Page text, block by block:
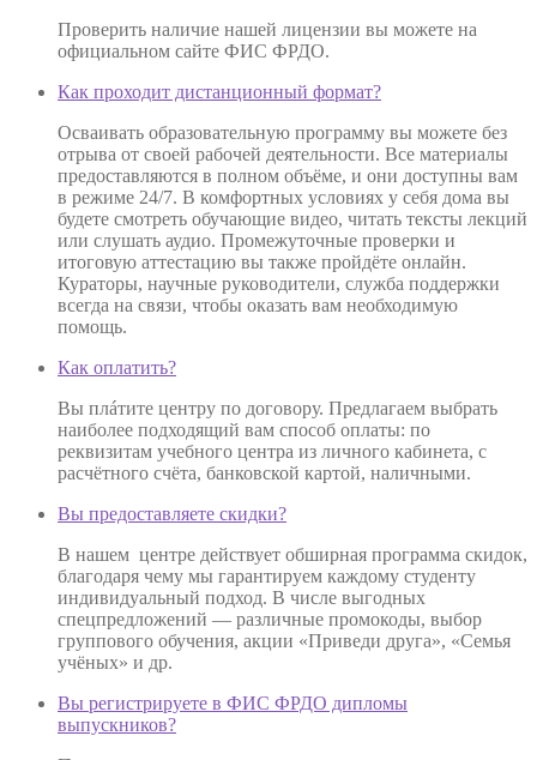
Проверить наличие нашей лицензии вы можете на
официальном сайте ФИС ФРДО.
Как проходит дистанционный формат?
Осваивать образовательную программу вы можете без
отрыва от своей рабочей деятельности. Все материалы
предоставляются в полном объёме, и они доступны вам
в режиме 24/7. В комфортных условиях у себя дома вы
будете смотреть обучающие видео, читать тексты лекций
или слушать аудио. Промежуточные проверки и
итоговую аттестацию вы также пройдёте онлайн.
Кураторы, научные руководители, служба поддержки
всегда на связи, чтобы оказать вам необходимую
помощь.
Как оплатить?
Вы плáтите центру по договору. Предлагаем выбрать
наиболее подходящий вам способ оплаты: по
реквизитам учебного центра из личного кабинета, с
расчётного счёта, банковской картой, наличными.
Вы предоставляете скидки?
В нашем центре действует обширная программа скидок,
благодаря чему мы гарантируем каждому студенту
индивидуальный подход. В числе выгодных
спецпредложений — различные промокоды, выбор
группового обучения, акции «Приведи друга», «Семья
учёных» и др.
Вы регистрируете в ФИС ФРДО дипломы
выпускников?